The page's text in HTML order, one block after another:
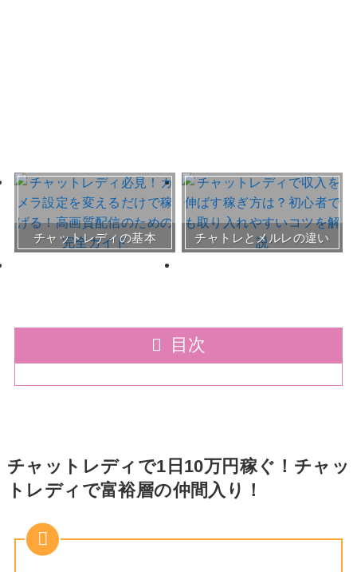
チャットレディの基本 チャトレとメルレの違い
おすすめチャトレ事務所＆
サイト
30～50代向けサイト
目次
チャットレディで1日10万円稼ぐ！チャッ
トレディで富裕層の仲間入り！